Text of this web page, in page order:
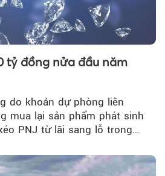
tỷ đồng nửa đầu năm
do khoản dự phòng liên
mua lại sản phẩm phát sinh
PNJ từ lãi sang lỗ trong